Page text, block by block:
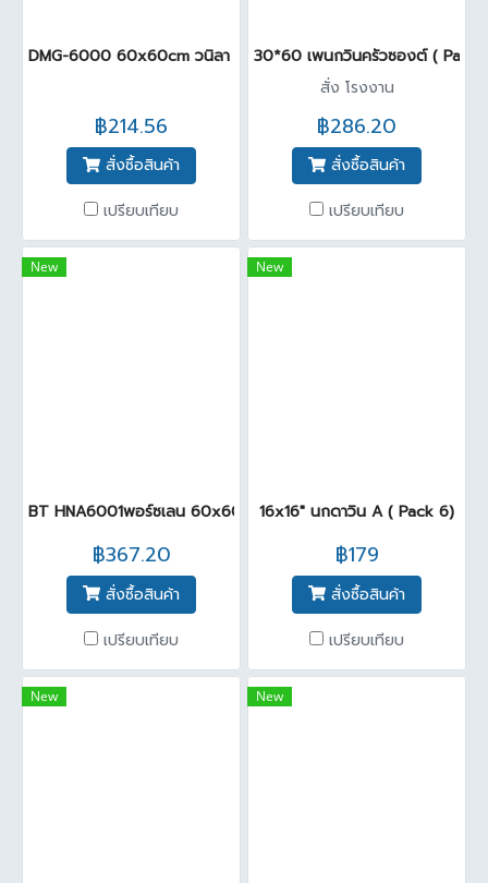
DMG-6000 60x60cm วนิลา นาโน 7 (F225) (Pack 4)
฿214.56
สั่งซื้อสินค้า
เปรียบเทียบ
30*60 เพนกวินครัวซองต์ (
สั่ง โรงงาน
฿286.20
สั่งซื้อสินค้า
เปรียบเทียบ
New
BT HNA6001พอร์ซเลน 60x60cm แฮปปี้ ไวท์ นาโน 9.2 mm. (
฿367.20
สั่งซื้อสินค้า
เปรียบเทียบ
New
16x16" นกดาวิน A ( Pack 6)
฿179
สั่งซื้อสินค้า
เปรียบเทียบ
New New